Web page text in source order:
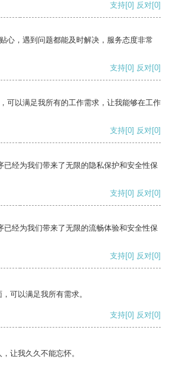
支持[0] 反对[0]
心，遇到问题都能及时解决，服务态度非常
支持[0] 反对[0]
可以满足我所有的工作需求，让我能够在工作
支持[0] 反对[0]
已经为我们带来了无限的隐私保护和安全性保
支持[0] 反对[0]
已经为我们带来了无限的流畅体验和安全性保
支持[0] 反对[0]
可以满足我所有需求。
支持[0] 反对[0]
让我久久不能忘怀。